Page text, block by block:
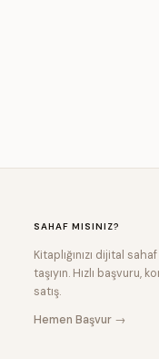
SAHAF MISINIZ?
Kitaplığınızı dijital sahaf
taşıyın. Hızlı başvuru,
satış.
Hemen Başvur →